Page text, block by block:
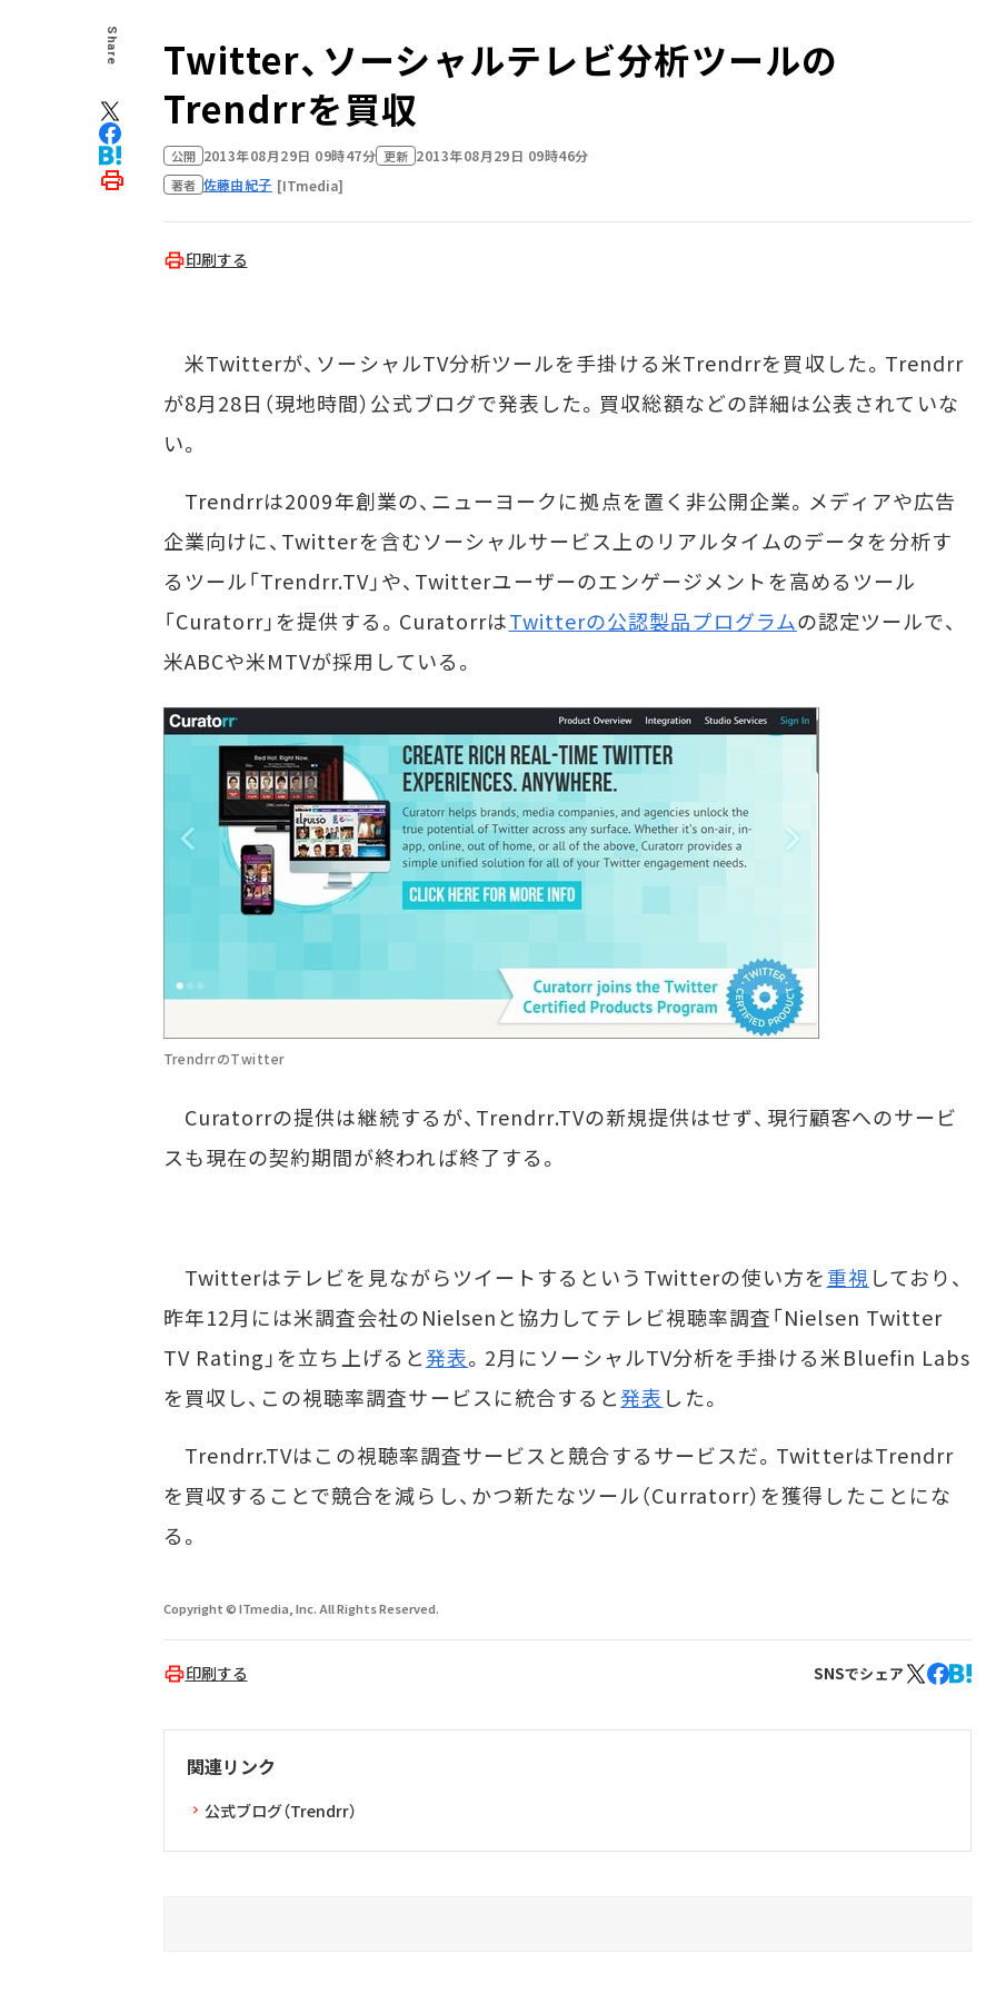
Share
Twitter、ソーシャルテレビ分析ツールの
Trendrrを買収
公開 2013年08月29日 09時47分 更新 2013年08月29日 09時46分
著者 佐藤由紀子 [ITmedia]
印刷する
米Twitterが、ソーシャルTV分析ツールを手掛ける米Trendrrを買収した。Trendrr
が8月28日（現地時間）公式ブログで発表した。買収総額などの詳細は公表されていな
い。
Trendrrは2009年創業の、ニューヨークに拠点を置く非公開企業。メディアや広告
企業向けに、Twitterを含むソーシャルサービス上のリアルタイムのデータを分析す
るツール「Trendrr.TV」や、Twitterユーザーのエンゲージメントを高めるツール
「Curatorr」を提供する。CuratorrはTwitterの公認製品プログラムの認定ツールで、
米ABCや米MTVが採用している。
TrendrrのTwitter
Curatorrの提供は継続するが、Trendrr.TVの新規提供はせず、現行顧客へのサービ
スも現在の契約期間が終われば終了する。
Twitterはテレビを見ながらツイートするというTwitterの使い方を重視 しており、
昨年12月には米調査会社のNielsenと協力してテレビ視聴率調査「Nielsen Twitter
TV Rating」を立ち上げると発表。2月にソーシャルTV分析を手掛ける米Bluefin Labs
を買収し、この視聴率調査サービスに統合すると発表 した。
Trendrr.TVはこの視聴率調査サービスと競合するサービスだ。TwitterはTrendrr
を買収することで競合を減らし、かつ新たなツール（Curratorr）を獲得したことにな
る。
Copyright © ITmedia, Inc. All Rights Reserved.
印刷する SNSでシェア
関連リンク
公式ブログ（Trendrr）